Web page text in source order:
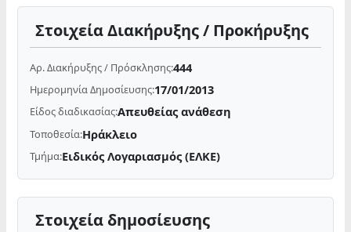
Στοιχεία Διακήρυξης / Προκήρυξης
Αρ. Διακήρυξης / Πρόσκλησης:444
Ημερομηνία Δημοσίευσης:17/01/2013
Είδος διαδικασίας:Απευθείας ανάθεση
Τοποθεσία:Ηράκλειο
Τμήμα:Ειδικός Λογαριασμός (ΕΛΚΕ)
Στοιχεία δημοσίευσης